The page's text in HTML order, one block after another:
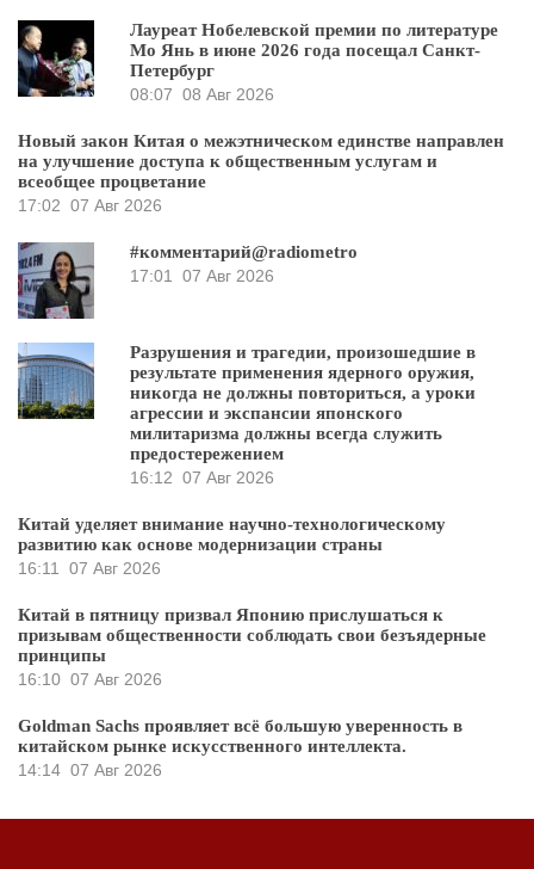
Лауреат Нобелевской премии по литературе
Мо Янь в июне 2026 года посещал Санкт-
Петербург
08:07 08 Авг 2026
Новый закон Китая о межэтническом единстве направлен
на улучшение доступа к общественным услугам и
всеобщее процветание
17:02 07 Авг 2026
#комментарий@radiometro
17:01
07 Авг 2026
Разрушения и трагедии, произошедшие в
результате применения ядерного оружия,
никогда не должны повториться, а уроки
агрессии и экспансии японского
милитаризма должны всегда служить
предостережением
16:12 07 Авг 2026
Китай уделяет внимание научно-технологическому
развитию как основе модернизации страны
16:11
07 Авг 2026
Китай в пятницу призвал Японию прислушаться к
призывам общественности соблюдать свои безъядерные
принципы
16:10 07 Авг 2026
Goldman Sachs проявляет всё большую уверенность в
китайском рынке искусственного интеллекта.
14:14 07 Авг 2026